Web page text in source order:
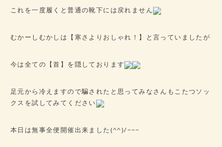
これを一度履くと普通の靴下には戻れません
むかーしむかしは【寒さよりおしゃれ！】と言っていましたが
今は全ての【首】を隠しております
足元から冷えますので騙されたと思ってみなさんもこたつソッ
クスを試してみてください
本日は無事全便開催出来ました(^^)/~~~